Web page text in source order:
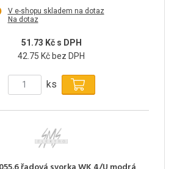
V e-shopu skladem na dotaz
Na dotaz
51.73 Kč s DPH
42.75 Kč bez DPH
ks